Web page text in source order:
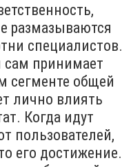
размазываются
специалистов.
принимает
сегменте общей
лично влиять
Когда идут
пользователей,
его достижение.